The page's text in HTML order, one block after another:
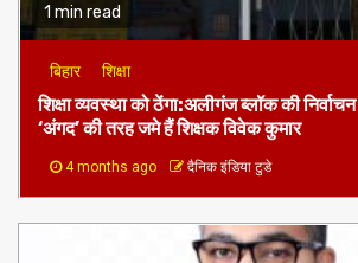
1 min read
बिहार शिक्षा
शिक्षा व्यवस्था को ठेंगा:अलीगंज ब्लॉक की
‘अंगद’ की तरह जमे हैं शिक्षक विवेक कुमार
4 months ago दैनिक इंडिया टुडे